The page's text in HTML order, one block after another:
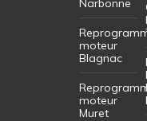
Narbonne
moteur
Blagnac
moteur
Muret